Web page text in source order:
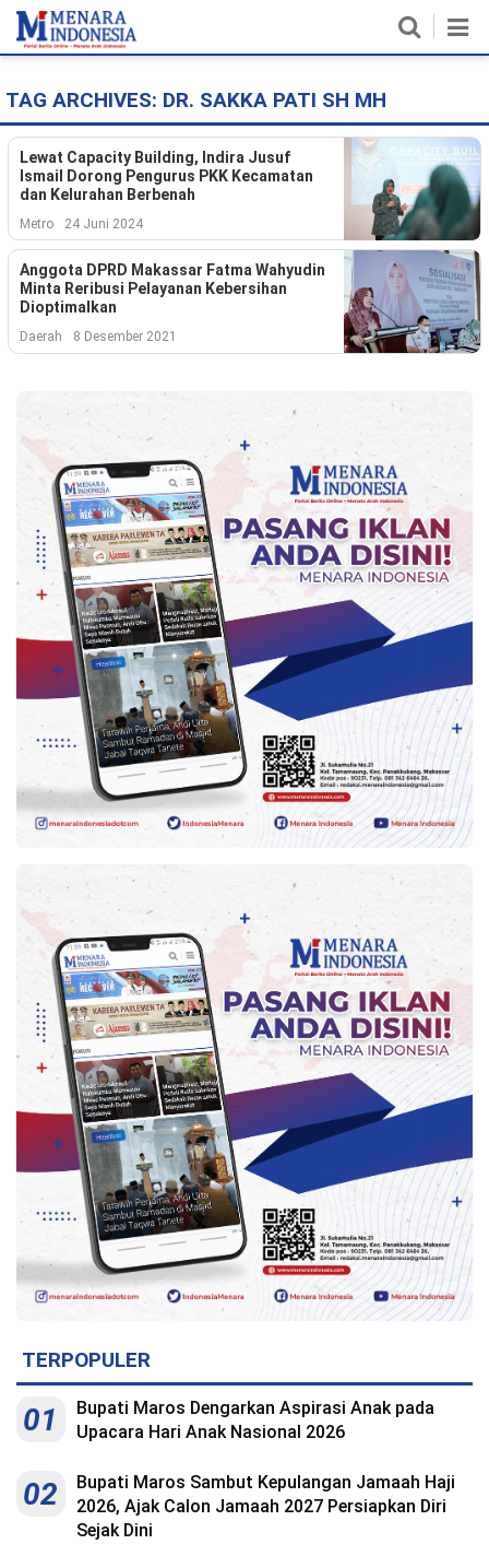
Home
Nasional
Politik
Metro
Daerah
Hukum & HAM
Ekonomi
Pendidikan
Kesehatan
Lingkungan
Olahraga
More
©
Copyright
2026
Menara
Indonesia
All
Right
Reserve
TAG ARCHIVES: DR. SAKKA PATI SH MH
Lewat Capacity Building, Indira Jusuf
Ismail Dorong Pengurus PKK Kecamatan
dan Kelurahan Berbenah
Metro 24 Juni 2024
Anggota DPRD Makassar Fatma Wahyudin
Minta Reribusi Pelayanan Kebersihan
Dioptimalkan
Daerah 8 Desember 2021
TERPOPULER
01
Bupati Maros Dengarkan Aspirasi Anak pada
Upacara Hari Anak Nasional 2026
02
Bupati Maros Sambut Kepulangan Jamaah Haji
2026, Ajak Calon Jamaah 2027 Persiapkan Diri
Sejak Dini